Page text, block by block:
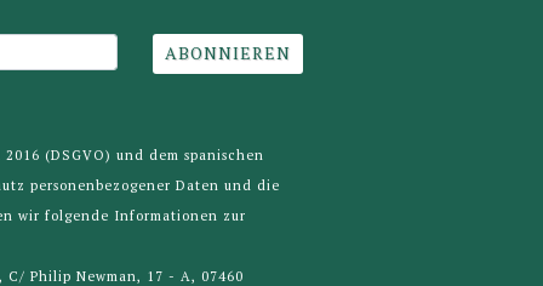
ABONNIEREN
(DSGVO) und dem spanischen
personenbezogener Daten und die
wir folgende Informationen zur
C/ Philip Newman, 17 - A, 07460